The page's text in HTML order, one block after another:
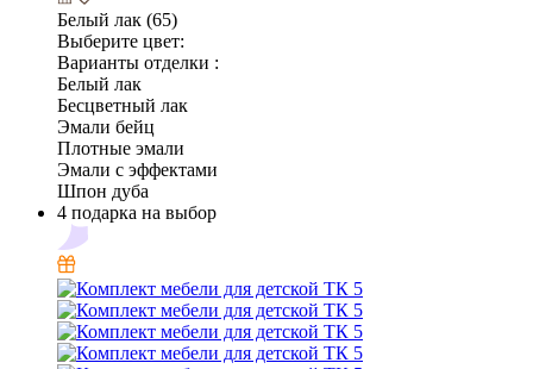
Белый лак (65)
Выберите цвет:
Варианты отделки :
Белый лак
Бесцветный лак
Эмали бейц
Плотные эмали
Эмали с эффектами
Шпон дуба
4 подарка на выбор